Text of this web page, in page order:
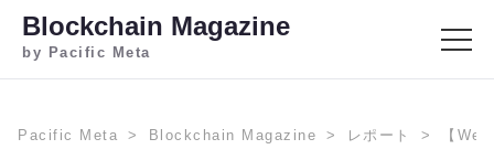
Blockchain Magazine
by Pacific Meta
Pacific Meta Blockchain Magazine レポート 【